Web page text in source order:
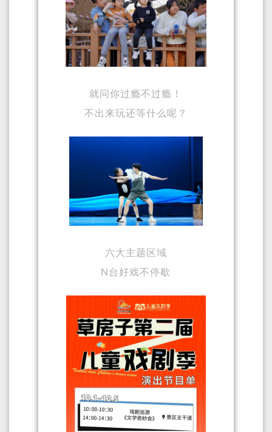
就问你过瘾不过瘾！
不出来玩还等什么呢？
六大主题区域
N台好戏不停歇